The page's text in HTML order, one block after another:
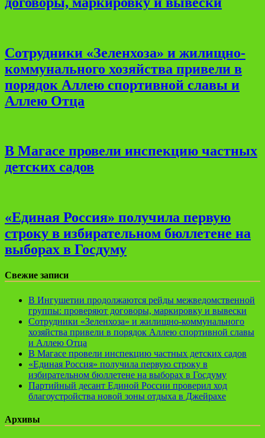
Сотрудники «Зеленхоза» и жилищно-
коммунального хозяйства привели в
порядок Аллею спортивной славы и
Аллею Отца
В Магасе провели инспекцию частных
детских садов
«Единая Россия» получила первую
строку в избирательном бюллетене на
выборах в Госдуму
Свежие записи
В Ингушетии продолжаются рейды межведомственной
группы: проверяют договоры, маркировку и вывески
Сотрудники «Зеленхоза» и жилищно-коммунального
хозяйства привели в порядок Аллею спортивной славы
и Аллею Отца
В Магасе провели инспекцию частных детских садов
«Единая Россия» получила первую строку в
избирательном бюллетене на выборах в Госдуму
Партийный десант Единой России проверил ход
благоустройства новой зоны отдыха в Джейрахе
Архивы